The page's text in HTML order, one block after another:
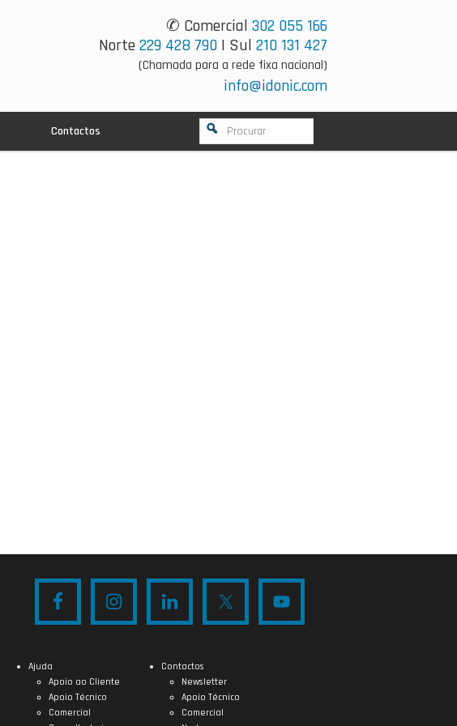
✆ Comercial 302 055 166
Norte229 428 790 | Sul 210 131 427
(Chamada para a rede fixa nacional)
info@idonic.com
Contactos
Ajuda
Apoio ao Cliente
Apoio Técnico
Comercial
Contactos
Newsletter
Apoio Técnico
Comercial